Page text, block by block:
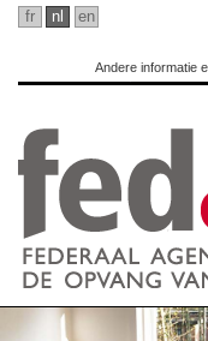
Ga
hoofdinhoud
fr nl en
Andere informatie